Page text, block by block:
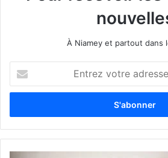
À Niamey et partout dans
t
e
z